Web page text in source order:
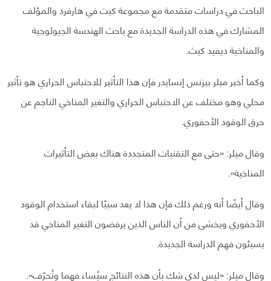
الباحث في دراسات متقدمة مع مجموعة كيث في هارفرد والمؤلف
المشارك في هذه الدراسة الجديدة مع باحث الهندسة الجيولوجية
والمناخية ديفيد كيث.
وكما أخبر ميلر بيزنس إنسايدر فإن هذا التأثير للاحتباس الحراري هو تأثير
محلي وهو مختلف عن الاحتباس الحراري والتغير المناخي الناجم عن
حرق الوقود الأحفوري.
وقال ميلر: «حتى مع التقنيات المتجددة هناك بعض التأثيرات
المناخية».
وقال أيضًا أنه ورغم ذلك فإن هذا لا يعد سببًا لبقاء استخدام الوقود
الأحفوري ويخشى من أن الناس الذين يرفضون التغير المناخي قد
يسيئون فهم الدراسة الجديدة.
وقال ميلر: «ليس لدي شك بأن هذه النتائج سيُساء فهما وتُحرّف».